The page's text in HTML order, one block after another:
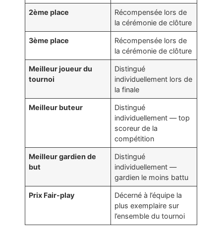
2ème place
Récompensée lors de
la cérémonie de clôture
3ème place
Récompensée lors de
la cérémonie de clôture
Meilleur joueur du
tournoi
Distingué
individuellement lors de
la finale
Meilleur buteur
Distingué
individuellement — top
scoreur de la
compétition
Meilleur gardien de
but
Distingué
individuellement —
gardien le moins battu
Prix Fair-play
Décerné à l’équipe la
plus exemplaire sur
l’ensemble du tournoi